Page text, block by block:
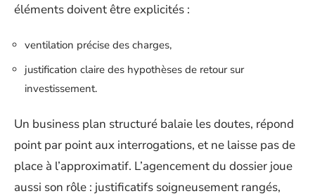
éléments doivent être explicités :
ventilation précise des charges,
justification claire des hypothèses de retour sur
investissement.
Un business plan structuré balaie les doutes, répond
point par point aux interrogations, et ne laisse pas de
place à l’approximatif. L’agencement du dossier joue
aussi son rôle : justificatifs soigneusement rangés,